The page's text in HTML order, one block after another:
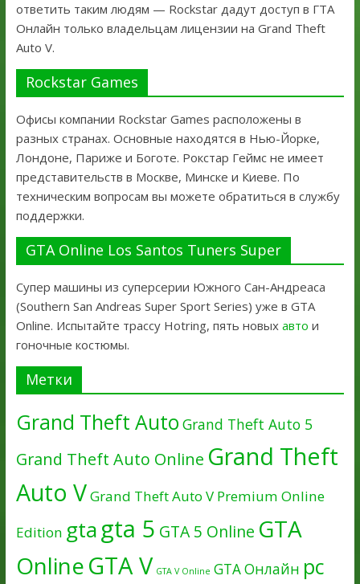
ответить таким людям — Rockstar дадут доступ в ГТА
Онлайн только владельцам лицензии на Grand Theft
Auto V.
Rockstar Games
Офисы компании Rockstar Games расположены в
разных странах. Основные находятся в Нью-Йорке,
Лондоне, Париже и Боготе. Рокстар Геймс не имеет
представительств в Москве, Минске и Киеве. По
техническим вопросам вы можете обратиться в службу
поддержки.
GTA Online Los Santos Tuners Super
Супер машины из суперсерии Южного Сан-Андреаса
(Southern San Andreas Super Sport Series) уже в GTA
Online. Испытайте трассу Hotring, пять новых авто и
гоночные костюмы.
Метки
Grand Theft Auto Grand Theft Auto 5
Grand Theft Auto Online Grand Theft
Auto VGrand Theft Auto V Premium Online
Edition gtagta 5 GTA 5 Online GTA
OnlineGTA V GTA V Online GTA Онлайн pc